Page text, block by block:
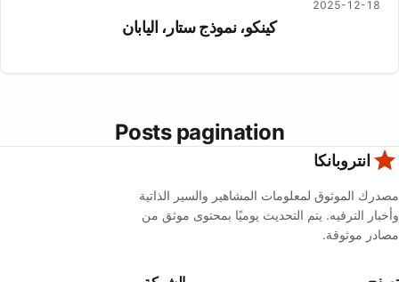
2025-12-18
كينكو، نموذج ستار، اليابان
Posts pagination
انتروبانكا
مصدرك الموثوق لمعلومات المشاهير والسير الذاتية
وأخبار الترفيه. يتم التحديث يوميًا بمحتوى موثق من
مصادر موثوقة.